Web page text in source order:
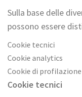
Sulla base delle
possono essere
Cookie tecnici
Cookie analytics
Cookie di profilazione
Cookie tecnici